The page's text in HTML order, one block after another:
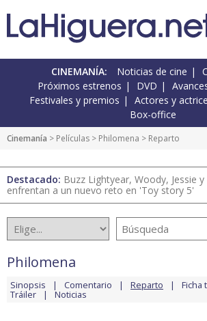
CINEMANÍA: Noticias de cine
Próximos estrenos
DVD
Festivales y premios
Actores y
Box-office
Cinemanía > Películas > Philomena > Reparto
Destacado: Buzz Lightyear, Woody, Jessie
enfrentan a un nuevo reto en 'Toy story 5'
Philomena
Sinopsis Comentario Reparto Ficha
Tráiler Noticias